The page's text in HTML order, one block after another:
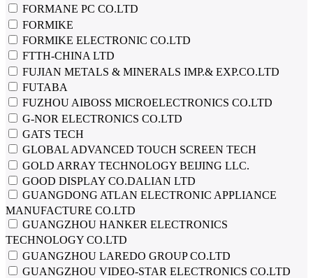
FORMANE PC CO.LTD
FORMIKE
FORMIKE ELECTRONIC CO.LTD
FTTH-CHINA LTD
FUJIAN METALS & MINERALS IMP.& EXP.CO.LTD
FUTABA
FUZHOU AIBOSS MICROELECTRONICS CO.LTD
G-NOR ELECTRONICS CO.LTD
GATS TECH
GLOBAL ADVANCED TOUCH SCREEN TECH
GOLD ARRAY TECHNOLOGY BEIJING LLC.
GOOD DISPLAY CO.DALIAN LTD
GUANGDONG ATLAN ELECTRONIC APPLIANCE
MANUFACTURE CO.LTD
GUANGZHOU HANKER ELECTRONICS
TECHNOLOGY CO.LTD
GUANGZHOU LAREDO GROUP CO.LTD
GUANGZHOU VIDEO-STAR ELECTRONICS CO.LTD